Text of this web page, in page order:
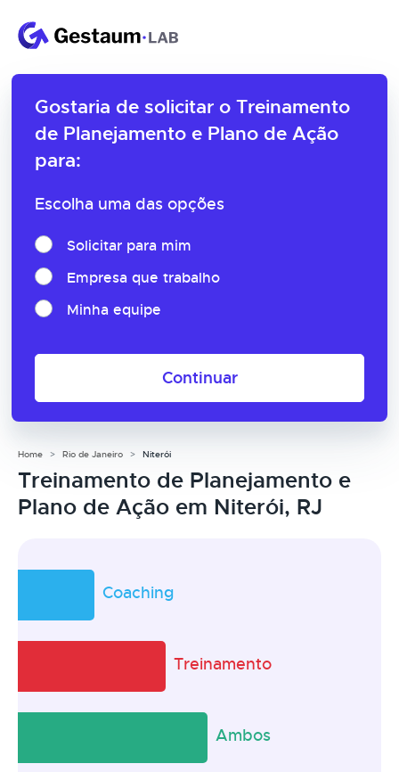
Gostaria de solicitar o Treinamento
de Planejamento e Plano de Ação
para:
Escolha uma das opções
Solicitar para mim
Empresa que trabalho
Minha equipe
Continuar
Home Rio de Janeiro Niterói
Treinamento de Planejamento e
Plano de Ação em Niterói, RJ